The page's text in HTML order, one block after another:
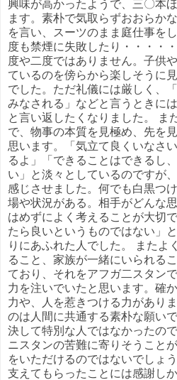
興味が高かったようで、三〇本
ます。素朴で気取らずおおらか
を言い、スーツのまま庭仕事を
度も禁煙に失敗したり・・・・
度や二度ではありません。子供
ているのを傍らから楽しそうに
でした。ただ礼儀には厳しく、
みなされる」などと言うときに
と言い返したくなりました。 ま
で、物事の本質を見極め、先を
思います。「気立て良くいなさ
るよ」「できることはできるし
い」と淡々としているのですが
感じさせました。何でも白黒つ
場や状況がある。相手がどんな
はめずによく考えることが大切
たら良いというものではない」
りにあふれた人でした。 またよ
ること、家族が一緒にいられる
ており、それをアフガ二スタン
力を注いでいたと思います。確
力や、人を惹きつける力があり
のは人間に共通する素朴な願い
決して特別な人ではなかったの
ニスタンの苦難に寄りそうこと
をいただけるのではないでしょ
支えてもらったことには感謝し